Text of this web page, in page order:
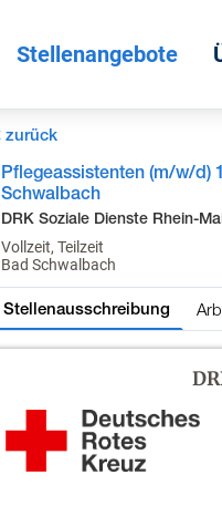
Stellenangebote
zurück
Pflegeassistenten (m/w/d)
Schwalbach
DRK Soziale Dienste Rhein-
Vollzeit, Teilzeit
Bad Schwalbach
Stellenausschreibung